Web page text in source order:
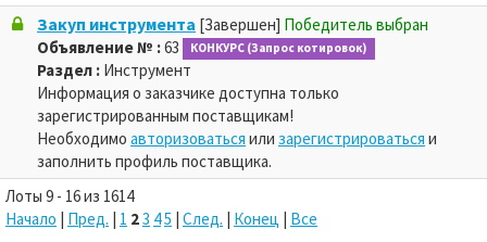
Лоты 9 - 16 из 1614
Начало | Пред. | 1 23 45 | След. | Конец | Все
Закуп инструмента [Завершен] Победитель выбран
Объявление № :63 КОНКУРС (Запрос котировок)
Раздел : Инструмент
Информация о заказчике доступна только
зарегистрированным поставщикам!
Необходимо авторизоваться или зарегистрироваться и
заполнить профиль поставщика.